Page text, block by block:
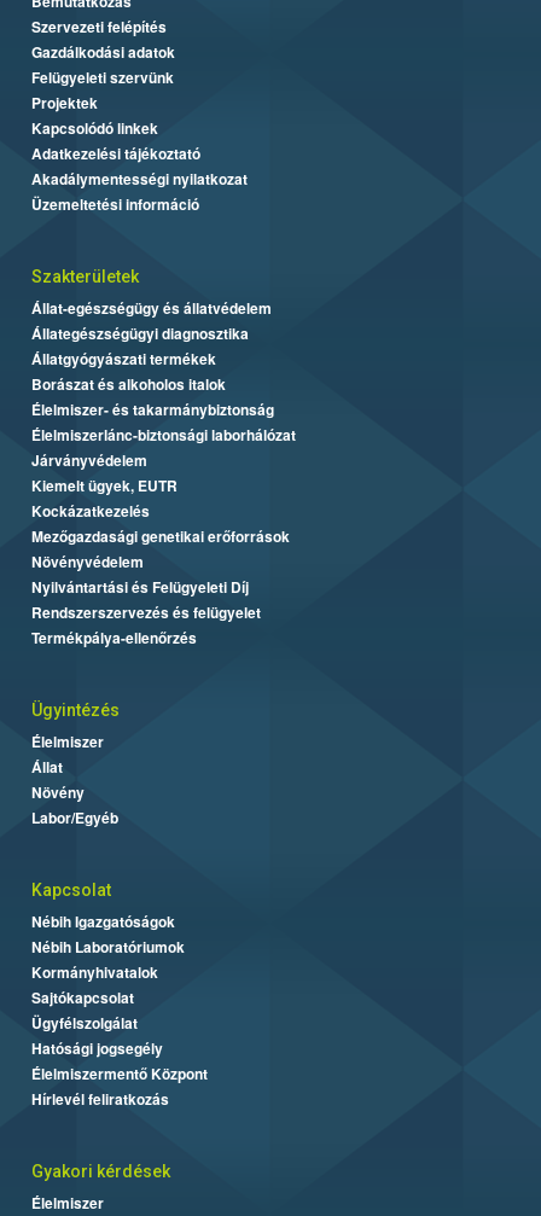
Szervezeti felépítés
Gazdálkodási adatok
Felügyeleti szervünk
Projektek
Kapcsolódó linkek
Adatkezelési tájékoztató
Akadálymentességi nyilatkozat
Üzemeltetési információ
Szakterületek
Állat-egészségügy és állatvédelem
Állategészségügyi diagnosztika
Állatgyógyászati termékek
Borászat és alkoholos italok
Élelmiszer- és takarmánybiztonság
Élelmiszerlánc-biztonsági laborhálózat
Járványvédelem
Kiemelt ügyek, EUTR
Kockázatkezelés
Mezőgazdasági genetikai erőforrások
Növényvédelem
Nyilvántartási és Felügyeleti Díj
Rendszerszervezés és felügyelet
Termékpálya-ellenőrzés
Ügyintézés
Élelmiszer
Állat
Növény
Labor/Egyéb
Kapcsolat
Nébih Igazgatóságok
Nébih Laboratóriumok
Kormányhivatalok
Sajtókapcsolat
Ügyfélszolgálat
Hatósági jogsegély
Élelmiszermentő Központ
Hírlevél feliratkozás
Gyakori kérdések
Élelmiszer